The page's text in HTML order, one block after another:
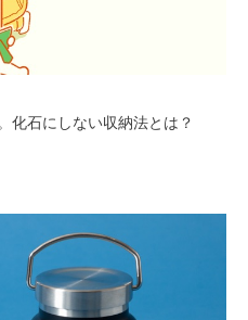
化石にしない収納法とは？